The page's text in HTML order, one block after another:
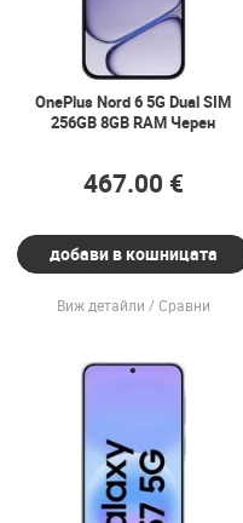
OnePlus Nord 6 5G Dual SIM
256GB 8GB RAM Черен
467.00 €
добави в кошницата
Виж детайли Сравни